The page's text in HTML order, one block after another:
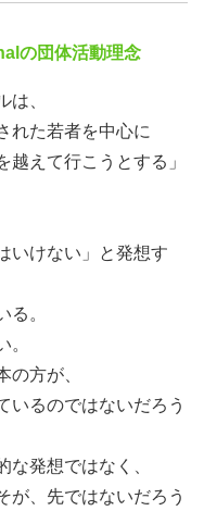
グ「神戸名物」人に
の団体活動理念
は、
れた若者を中心に
越えて行こうとする」
いけない」と発想す
る。
。
の方が、
いるのではないだろう
な発想ではなく、
が、先ではないだろう